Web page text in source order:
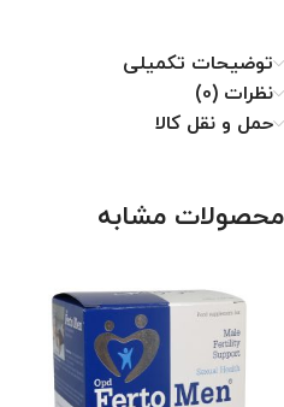
توضیحات تکمیلی
نظرات (0)
حمل و نقل کالا
محصولات مشابه